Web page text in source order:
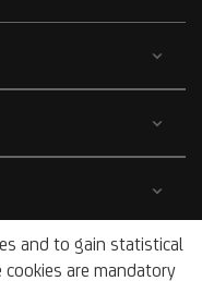
and to gain statistical
are mandatory